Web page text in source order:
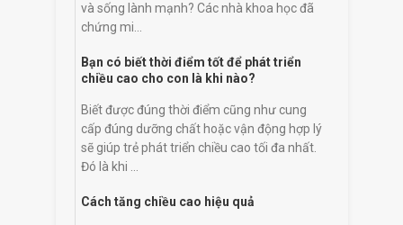
và sống lành mạnh? Các nhà khoa học đã
chứng mi...
Bạn có biết thời điểm tốt để phát triển
chiều cao cho con là khi nào?
Biết được đúng thời điểm cũng như cung
cấp đúng dưỡng chất hoặc vận động hợp lý
sẽ giúp trẻ phát triển chiều cao tối đa nhất.
Đó là khi ...
Cách tăng chiều cao hiệu quả